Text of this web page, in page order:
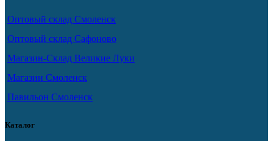
Оптовый склад Смоленск
Оптовый склад Сафоново
Магазин-Склад Великие Луки
Магазин Смоленск
Павильон Смоленск
Каталог